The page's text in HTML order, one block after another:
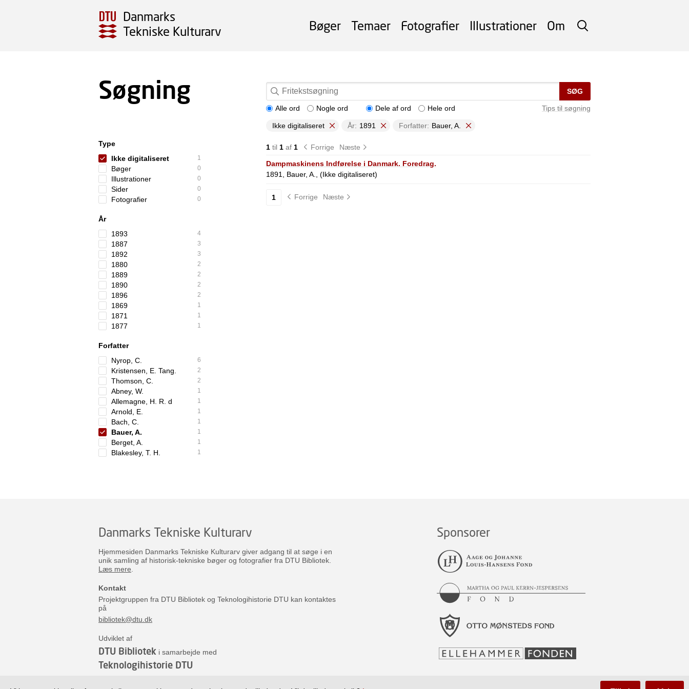
Danmarks
Tekniske Kulturarv
SØG
Bøger Temaer Fotografier Illustrationer Om
Søgning SØG
Tips til søgning
Alle ord Nogle ord Dele af ord Hele ord
Ikke digitaliseret År: 1891 Forfatter: Bauer, A.
Type
Ikke digitaliseret
1
Bøger 0
Illustrationer 0
Sider 0
Fotografier 0
År
1893
4
1887 3
1892 3
1880 2
1889 2
1890 2
1896 2
1869 1
1871 1
1877 1
Forfatter
Nyrop, C.
6
Kristensen, E. Tang. 2
Thomson, C. 2
Abney, W. 1
Allemagne, H. R. d 1
Arnold, E. 1
Bach, C. 1
Bauer, A. 1
Berget, A. 1
Blakesley, T. H. 1
1til 1af 1 Forrige
Næste
Dampmaskinens Indførelse i Danmark. Foredrag.
1891, Bauer, A., (Ikke digitaliseret)
1 Forrige Næste
Danmarks Tekniske Kulturarv
Hjemmesiden Danmarks Tekniske Kulturarv giver adgang til at søge i en
unik samling af historisk-tekniske bøger og fotografier fra DTU Bibliotek.
Læs mere
Kontakt
Projektgruppen fra DTU Bibliotek og Teknologihistorie DTU kan kontaktes
på
bibliotek@dtu.dk
Udviklet af
DTU Bibliotek i samarbejde med
Teknologihistorie DTU
Sponsorer